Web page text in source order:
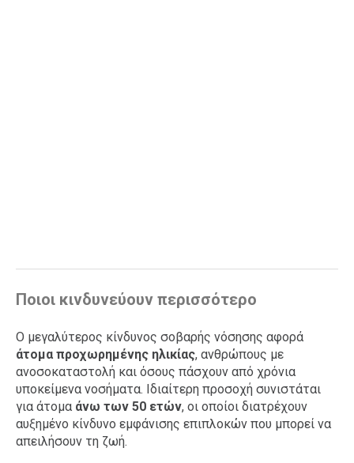
Ποιοι κινδυνεύουν περισσότερο
Ο μεγαλύτερος κίνδυνος σοβαρής νόσησης αφορά
άτομα προχωρημένης ηλικίας, ανθρώπους με
ανοσοκαταστολή και όσους πάσχουν από χρόνια
υποκείμενα νοσήματα. Ιδιαίτερη προσοχή συνιστάται
για άτομα άνω των 50 ετών, οι οποίοι διατρέχουν
αυξημένο κίνδυνο εμφάνισης επιπλοκών που μπορεί να
απειλήσουν τη ζωή.